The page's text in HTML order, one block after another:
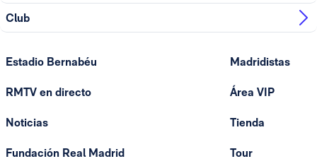
Club
Estadio Bernabéu
RMTV en directo
Noticias
Fundación Real Madrid
Madridistas
Área VIP
Tienda
Tour